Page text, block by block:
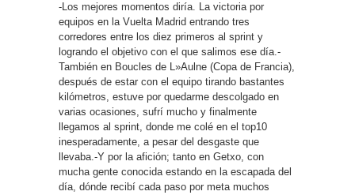
-Los mejores momentos diría. La victoria por
equipos en la Vuelta Madrid entrando tres
corredores entre los diez primeros al sprint y
logrando el objetivo con el que salimos ese día.-
También en Boucles de L»Aulne (Copa de Francia),
después de estar con el equipo tirando bastantes
kilómetros, estuve por quedarme descolgado en
varias ocasiones, sufrí mucho y finalmente
llegamos al sprint, donde me colé en el top10
inesperadamente, a pesar del desgaste que
llevaba.-Y por la afición; tanto en Getxo, con
mucha gente conocida estando en la escapada del
día, dónde recibí cada paso por meta muchos